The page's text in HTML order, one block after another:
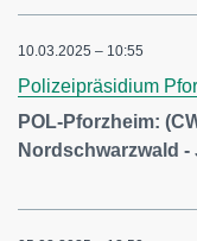
10.03.2025 – 10:55
Polizeipräsidium
POL-Pforzheim:
Nordschwarzwald